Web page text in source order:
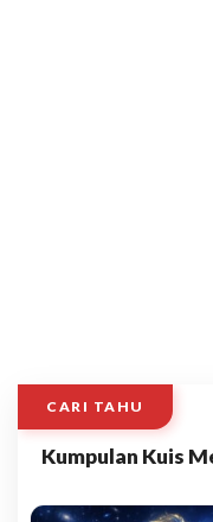
CARI TAHU
Kumpulan Kuis